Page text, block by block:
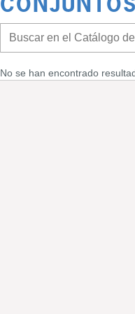
No se han encontrado